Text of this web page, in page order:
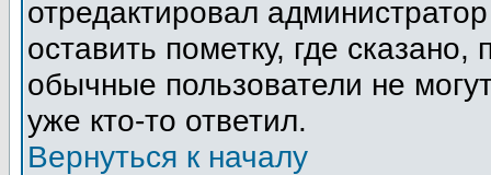
отредактировал
оставить пометку, где
обычные пользователи не
уже кто-то ответил.
Вернуться к началу